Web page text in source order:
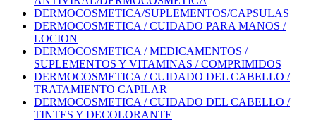
DERMOCOSMETICA/SUPLEMENTOS/CAPSULAS
DERMOCOSMETICA / CUIDADO PARA MANOS /
LOCION
DERMOCOSMETICA / MEDICAMENTOS /
SUPLEMENTOS Y VITAMINAS / COMPRIMIDOS
DERMOCOSMETICA / CUIDADO DEL CABELLO /
TRATAMIENTO CAPILAR
DERMOCOSMETICA / CUIDADO DEL CABELLO /
TINTES Y DECOLORANTE